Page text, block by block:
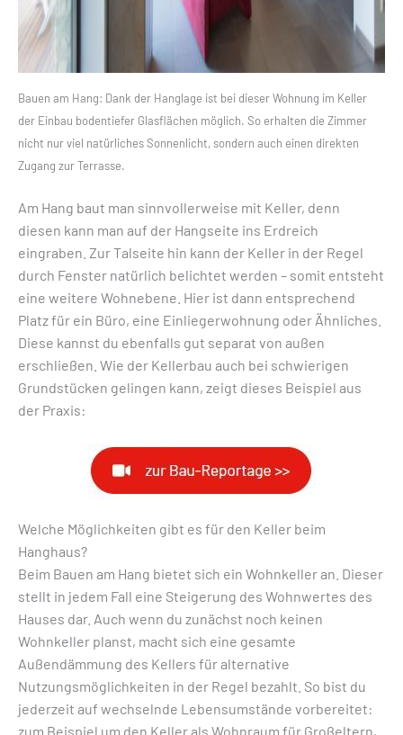
Bauen am Hang: Dank der Hanglage ist bei dieser Wohnung im Keller
der Einbau bodentiefer Glasflächen möglich. So erhalten die Zimmer
nicht nur viel natürliches Sonnenlicht, sondern auch einen direkten
Zugang zur Terrasse.
Am Hang baut man sinnvollerweise mit Keller, denn
diesen kann man auf der Hangseite ins Erdreich
eingraben. Zur Talseite hin kann der Keller in der Regel
durch Fenster natürlich belichtet werden – somit entsteht
eine weitere Wohnebene. Hier ist dann entsprechend
Platz für ein Büro, eine Einliegerwohnung oder Ähnliches.
Diese kannst du ebenfalls gut separat von außen
erschließen. Wie der Kellerbau auch bei schwierigen
Grundstücken gelingen kann, zeigt dieses Beispiel aus
der Praxis:
Welche Möglichkeiten gibt es für den Keller beim
Hanghaus?
Beim Bauen am Hang bietet sich ein Wohnkeller an. Dieser
stellt in jedem Fall eine Steigerung des Wohnwertes des
Hauses dar. Auch wenn du zunächst noch keinen
Wohnkeller planst, macht sich eine gesamte
Außendämmung des Kellers für alternative
Nutzungsmöglichkeiten in der Regel bezahlt. So bist du
jederzeit auf wechselnde Lebensumstände vorbereitet:
zum Beispiel um den Keller als Wohnraum für Großeltern,